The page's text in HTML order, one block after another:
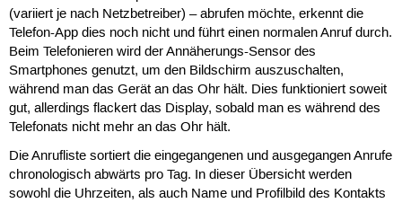
(variiert je nach Netzbetreiber) – abrufen möchte, erkennt die
Telefon-App dies noch nicht und führt einen normalen Anruf durch.
Beim Telefonieren wird der Annäherungs-Sensor des
Smartphones genutzt, um den Bildschirm auszuschalten,
während man das Gerät an das Ohr hält. Dies funktioniert soweit
gut, allerdings flackert das Display, sobald man es während des
Telefonats nicht mehr an das Ohr hält.
Die Anrufliste sortiert die eingegangenen und ausgegangen Anrufe
chronologisch abwärts pro Tag. In dieser Übersicht werden
sowohl die Uhrzeiten, als auch Name und Profilbild des Kontakts